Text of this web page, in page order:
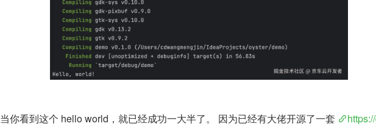
当你看到这个 hello world，就已经成功一大半了。 因为已经有大佬开源了一套